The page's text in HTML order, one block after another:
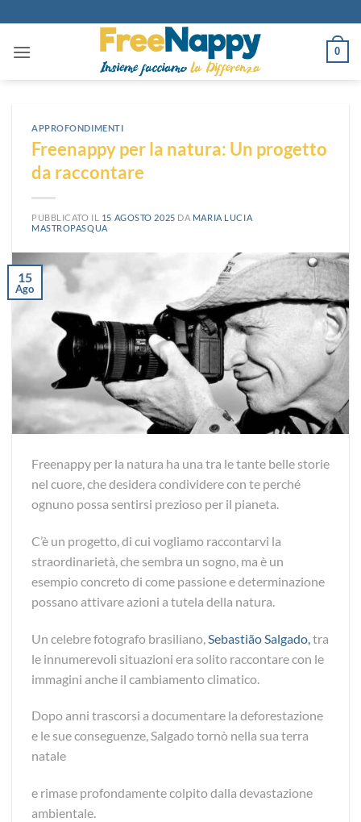
contenuti
0
APPROFONDIMENTI
Freenappy per la natura: Un progetto
da raccontare
PUBBLICATO IL 15 AGOSTO 2025 DA MARIA LUCIA
MASTROPASQUA
15
Ago
Freenappy per la natura ha una tra le tante belle storie
nel cuore, che desidera condividere con te perché
ognuno possa sentirsi prezioso per il pianeta.
C’è un progetto, di cui vogliamo raccontarvi la
straordinarietà, che sembra un sogno, ma è un
esempio concreto di come passione e determinazione
possano attivare azioni a tutela della natura.
Un celebre fotografo brasiliano, Sebastião Salgado, tra
le innumerevoli situazioni era solito raccontare con le
immagini anche il cambiamento climatico.
Dopo anni trascorsi a documentare la deforestazione
e le sue conseguenze, Salgado tornò nella sua terra
natale
e rimase profondamente colpito dalla devastazione
ambientale.